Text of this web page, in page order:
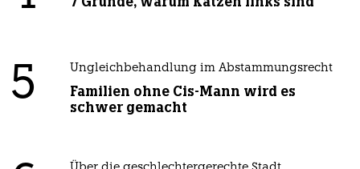
5 Ungleichbehandlung im Abstammungsrecht
Familien ohne Cis-Mann wird es
schwer gemacht